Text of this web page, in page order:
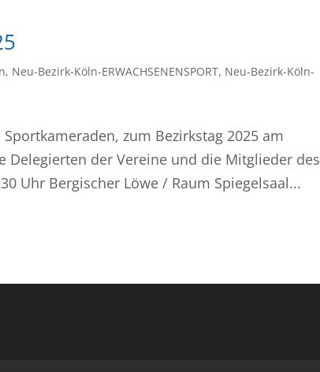
, Neu-Bezirk-Köln-ERWACHSENENSPORT, Neu-Bezirk-Köln-
zum Bezirkstag 2025 am
der Vereine und die Mitglieder des
Uhr Bergischer Löwe / Raum Spiegelsaal...